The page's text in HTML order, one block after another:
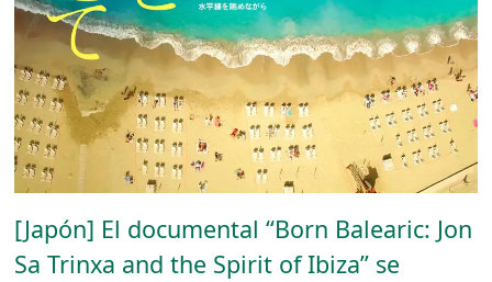
[Japón] El documental “Born Balearic: Jon
Sa Trinxa and the Spirit of Ibiza” se